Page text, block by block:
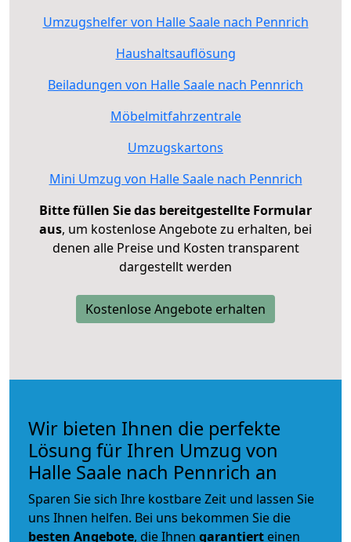
Umzugshelfer von Halle Saale nach Pennrich
Haushaltsauflösung
Beiladungen von Halle Saale nach Pennrich
Möbelmitfahrzentrale
Umzugskartons
Mini Umzug von Halle Saale nach Pennrich
Bitte füllen Sie das bereitgestellte Formular
aus, um kostenlose Angebote zu erhalten, bei
denen alle Preise und Kosten transparent
dargestellt werden
Kostenlose Angebote erhalten
Wir bieten Ihnen die perfekte
Lösung für Ihren Umzug von
Halle Saale nach Pennrich an
Sparen Sie sich Ihre kostbare Zeit und lassen Sie
uns Ihnen helfen. Bei uns bekommen Sie die
besten Angebote, die Ihnen garantiert einen